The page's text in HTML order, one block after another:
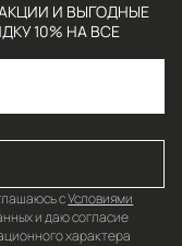
И ВЫГОДНЫЕ
10% НА ВСЕ
сУсловиями
и даю согласие
характера